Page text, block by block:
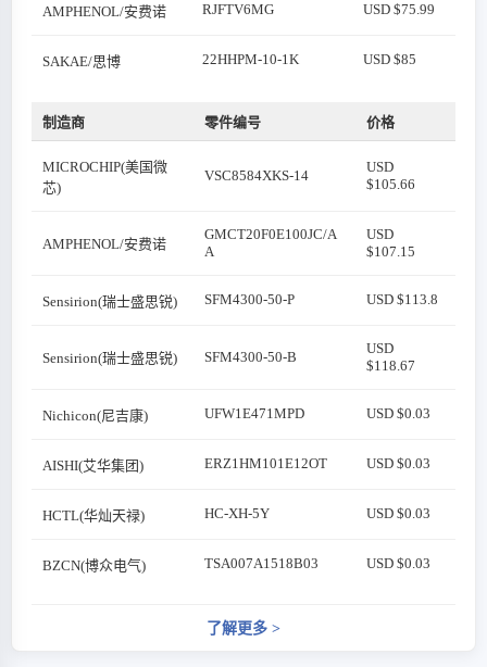
AMPHENOL/安费诺 RJFTV6MG USD $75.99
SAKAE/思博 22HHPM-10-1K USD $85
制造商 零件编号 价格
MICROCHIP(美国微
芯)
VSC8584XKS-14
USD
$105.66
AMPHENOL/安费诺
GMCT20F0E100JC/A
A
USD
$107.15
Sensirion(瑞士盛思锐) SFM4300-50-P USD $113.8
Sensirion(瑞士盛思锐) SFM4300-50-B
USD
$118.67
Nichicon(尼吉康) UFW1E471MPD USD $0.03
AISHI(艾华集团) ERZ1HM101E12OT USD $0.03
HCTL(华灿天禄) HC-XH-5Y USD $0.03
BZCN(博众电气) TSA007A1518B03 USD $0.03
了解更多 >